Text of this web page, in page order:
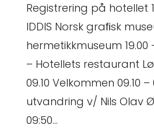
Registrering på hotellet
IDDIS Norsk graﬁsk
hermetikkmuseum 19.00
– Hotellets restaurant
09.10 Velkommen 09.10
utvandring v/ Nils Olav
09:50...